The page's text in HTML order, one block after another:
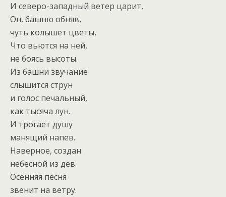
И северо-западный ветер царит,
Он, башню обняв,
чуть колышет цветы,
Что вьются на ней,
не боясь высоты.
Из башни звучание
слышится струн
и голос печальный,
как тысяча лун.
И трогает душу
манящий напев.
Наверное, создан
небесной из дев.
Осенняя песня
звенит на ветру.